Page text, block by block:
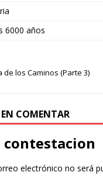
6000 años
de los Caminos (Parte 3)
EN COMENTAR
contestacion
electrónico no será